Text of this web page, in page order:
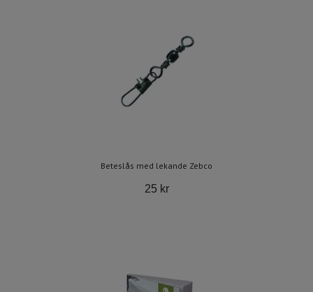
Beteslås med lekande Zebco
25 kr